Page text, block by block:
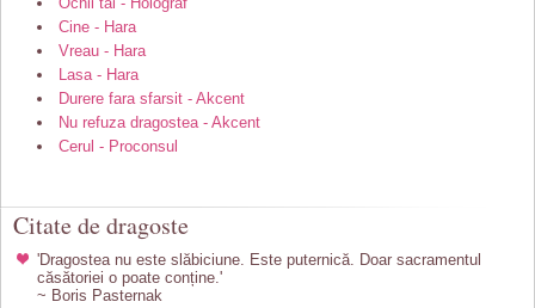
Cine - Hara
Vreau - Hara
Lasa - Hara
Durere fara sfarsit - Akcent
Nu refuza dragostea - Akcent
Cerul - Proconsul
Citate de dragoste
'Dragostea nu este slăbiciune. Este puternică. Doar sacramentul
căsătoriei o poate conține.'
~ Boris Pasternak